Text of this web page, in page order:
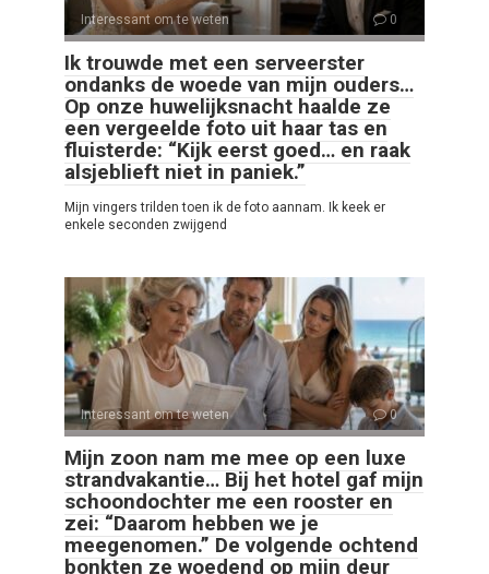
Interessant om te weten 0
Ik trouwde met een serveerster
ondanks de woede van mijn ouders…
Op onze huwelijksnacht haalde ze
een vergeelde foto uit haar tas en
fluisterde: “Kijk eerst goed… en raak
alsjeblieft niet in paniek.”
Mijn vingers trilden toen ik de foto aannam. Ik keek er
enkele seconden zwijgend
Interessant om te weten 0
Mijn zoon nam me mee op een luxe
strandvakantie… Bij het hotel gaf mijn
schoondochter me een rooster en
zei: “Daarom hebben we je
meegenomen.” De volgende ochtend
bonkten ze woedend op mijn deur